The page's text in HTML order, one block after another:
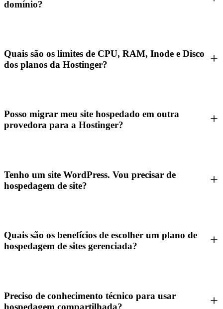
domínio?
Quais são os limites de CPU, RAM, Inode e Disco
dos planos da Hostinger?
Posso migrar meu site hospedado em outra
provedora para a Hostinger?
Tenho um site WordPress. Vou precisar de
hospedagem de site?
Quais são os benefícios de escolher um plano de
hospedagem de sites gerenciada?
Preciso de conhecimento técnico para usar
hospedagem compartilhada?